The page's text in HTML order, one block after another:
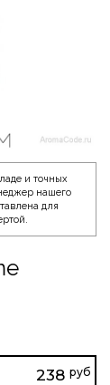
и точных
нашего
для
238 руб